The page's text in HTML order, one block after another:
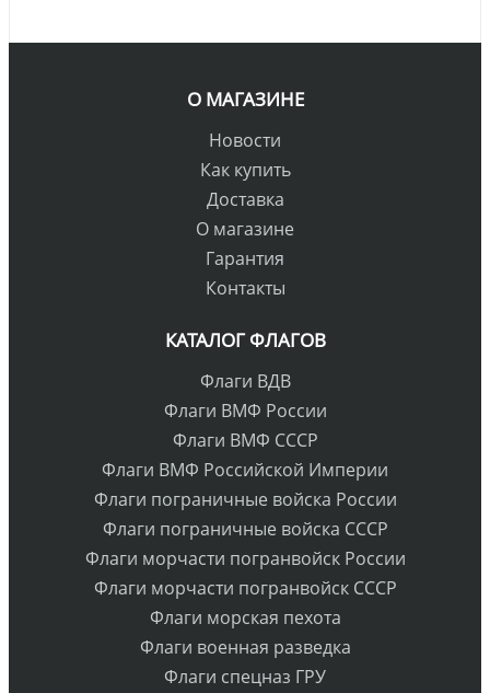
О МАГАЗИНЕ
Новости
Как купить
Доставка
О магазине
Гарантия
Контакты
КАТАЛОГ ФЛАГОВ
Флаги ВДВ
Флаги ВМФ России
Флаги ВМФ СССР
Флаги ВМФ Российской Империи
Флаги пограничные войска России
Флаги пограничные войска СССР
Флаги морчасти погранвойск России
Флаги морчасти погранвойск СССР
Флаги морская пехота
Флаги военная разведка
Флаги спецназ ГРУ